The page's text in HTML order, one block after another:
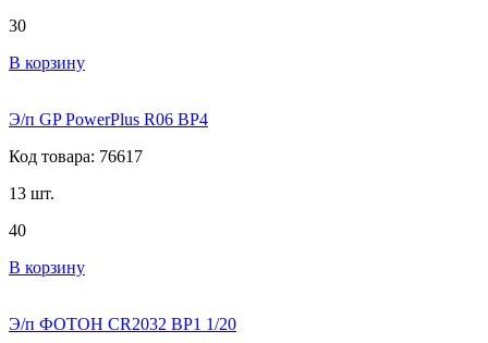
30
В корзину
Э/п GP PowerPlus R06 BP4
Код товара: 76617
13 шт.
40
В корзину
Э/п ФОТОН CR2032 BP1 1/20